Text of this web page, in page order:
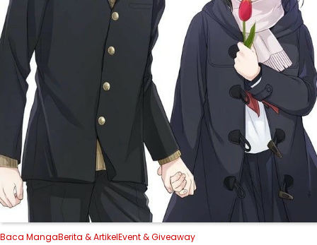
Baca MangaBerita & ArtikelEvent & Giveaway